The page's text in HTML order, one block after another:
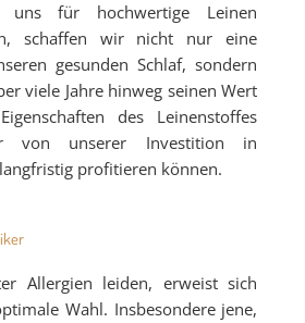
uns für hochwertige Leinen
schaffen wir nicht nur eine
gesunden Schlaf, sondern
viele Jahre hinweg seinen Wert
des Leinenstoffes
von unserer Investition in
profitieren können.
Allergien leiden, erweist sich
Wahl. Insbesondere jene,